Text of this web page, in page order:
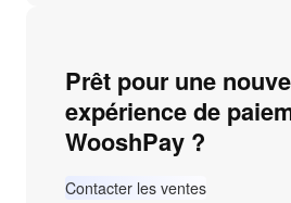
Prêt pour une
expérience de
WooshPay ?
Contacter les ventes